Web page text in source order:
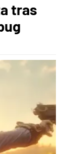
tras